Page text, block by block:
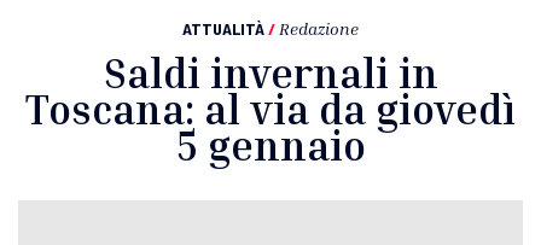
ATTUALITÀ/ Redazione
Saldi invernali in
Toscana: al via da giovedì
5 gennaio